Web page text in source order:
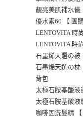
靚亮美肌補水儀
優水素60 【 團
LENTOVITA 時
LENTOVITA 時
石墨烯天選の被
石墨烯天選の枕
背包
太極石胺基酸液
太極石胺基酸液
咖啡因洗髮精 【